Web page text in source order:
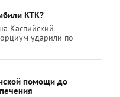
КТК?
Каспийский
ударили по
помощи до